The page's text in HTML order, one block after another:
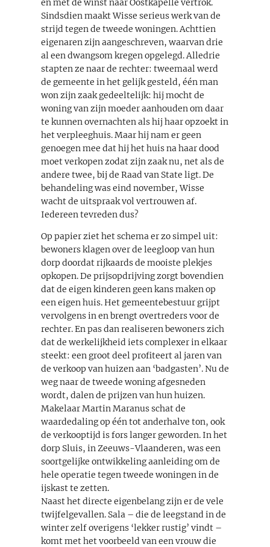
en met de winst naar Oostkapelle vertrok.
Sindsdien maakt Wisse serieus werk van de
strijd tegen de tweede woningen. Achttien
eigenaren zijn aangeschreven, waarvan drie
al een dwangsom kregen opgelegd. Alledrie
stapten ze naar de rechter: tweemaal werd
de gemeente in het gelijk gesteld, één man
won zijn zaak gedeeltelijk: hij mocht de
woning van zijn moeder aanhouden om daar
te kunnen overnachten als hij haar opzoekt in
het verpleeghuis. Maar hij nam er geen
genoegen mee dat hij het huis na haar dood
moet verkopen zodat zijn zaak nu, net als de
andere twee, bij de Raad van State ligt. De
behandeling was eind november, Wisse
wacht de uitspraak vol vertrouwen af.
Iedereen tevreden dus?
Op papier ziet het schema er zo simpel uit:
bewoners klagen over de leegloop van hun
dorp doordat rijkaards de mooiste plekjes
opkopen. De prijsopdrijving zorgt bovendien
dat de eigen kinderen geen kans maken op
een eigen huis. Het gemeentebestuur grijpt
vervolgens in en brengt overtreders voor de
rechter. En pas dan realiseren bewoners zich
dat de werkelijkheid iets complexer in elkaar
steekt: een groot deel profiteert al jaren van
de verkoop van huizen aan ‘badgasten’. Nu de
weg naar de tweede woning afgesneden
wordt, dalen de prijzen van hun huizen.
Makelaar Martin Maranus schat de
waardedaling op één tot anderhalve ton, ook
de verkooptijd is fors langer geworden. In het
dorp Sluis, in Zeeuws-Vlaanderen, was een
soortgelijke ontwikkeling aanleiding om de
hele operatie tegen tweede woningen in de
ijskast te zetten.
Naast het directe eigenbelang zijn er de vele
twijfelgevallen. Sala – die de leegstand in de
winter zelf overigens ‘lekker rustig’ vindt –
komt met het voorbeeld van een vrouw die